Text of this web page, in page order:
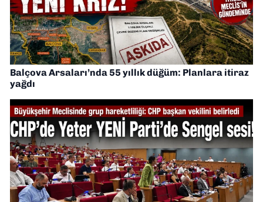
Balçova Arsaları’nda 55 yıllık düğüm: Planlara itiraz
yağdı